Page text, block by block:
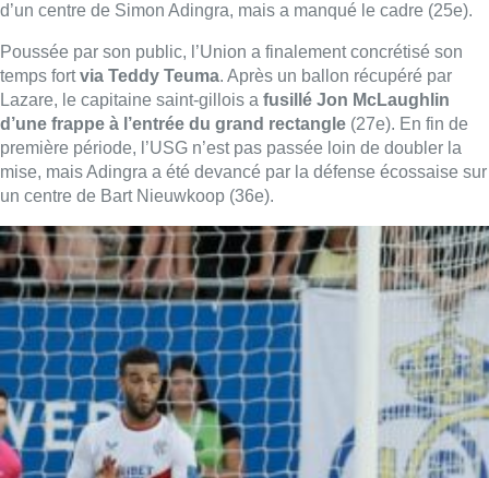
d’un centre de Simon Adingra, mais a manqué le cadre (25e).
Poussée par son public, l’Union a finalement concrétisé son
temps fortvia Teddy Teuma. Après un ballon récupéré par
Lazare, le capitaine saint-gillois a fusillé Jon McLaughlin
d’une frappe à l’entrée du grand rectangle (27e). En fin de
première période, l’USG n’est pas passée loin de doubler la
mise, mais Adingra a été devancé par la défense écossaise sur
un centre de Bart Nieuwkoop (36e).